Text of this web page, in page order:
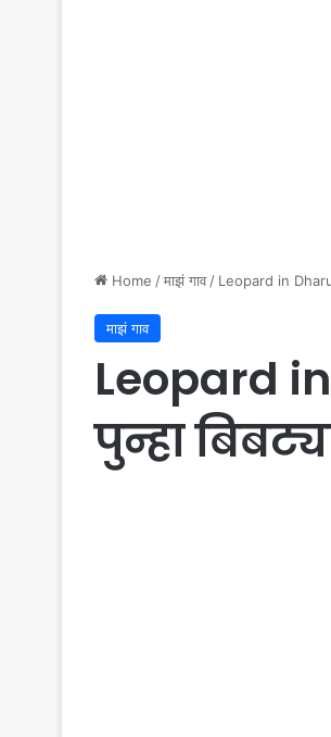
Home /माझं गाव / Leopard in Dharur
माझं गाव
Leopard
पुन्हा